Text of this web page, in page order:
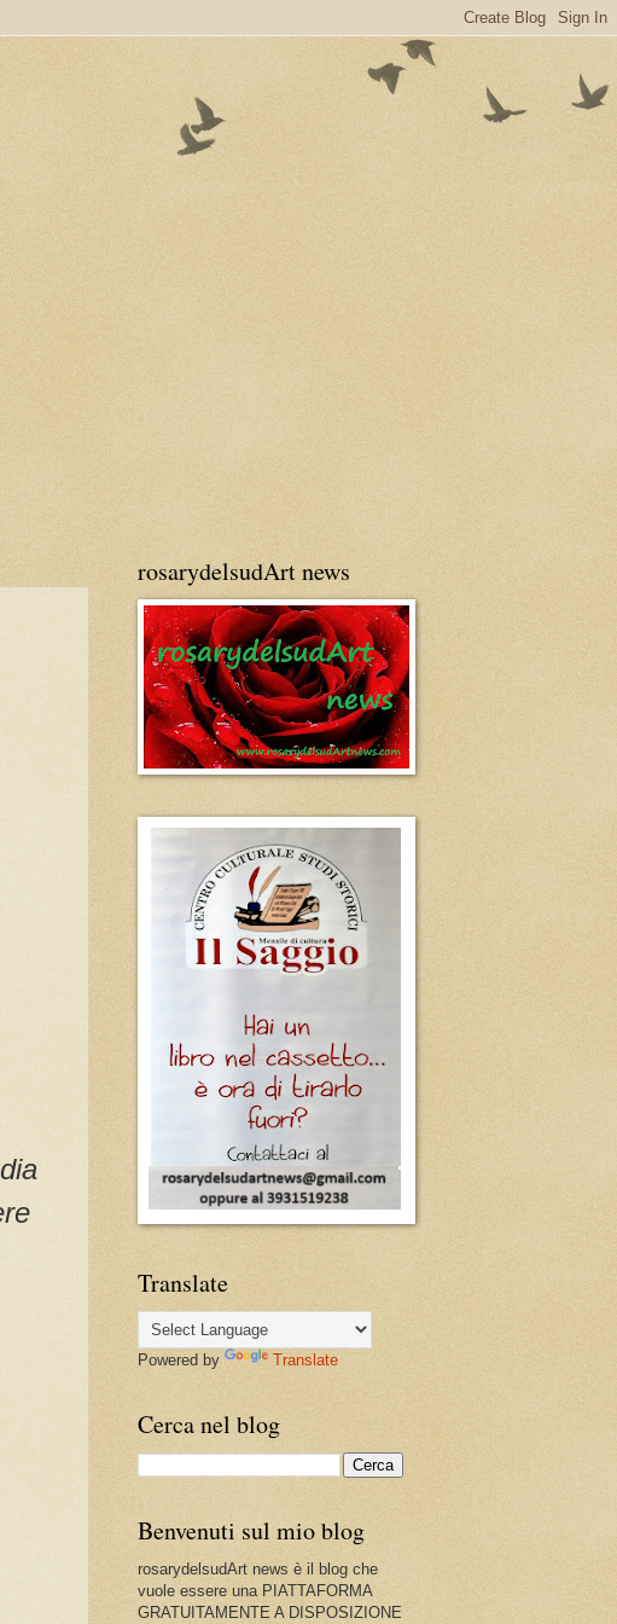
rosarydelsudArt news
Translate
Powered by Translate
Cerca nel blog
Benvenuti sul mio blog
rosarydelsudArt news è il blog che
vuole essere una PIATTAFORMA
GRATUITAMENTE A DISPOSIZIONE